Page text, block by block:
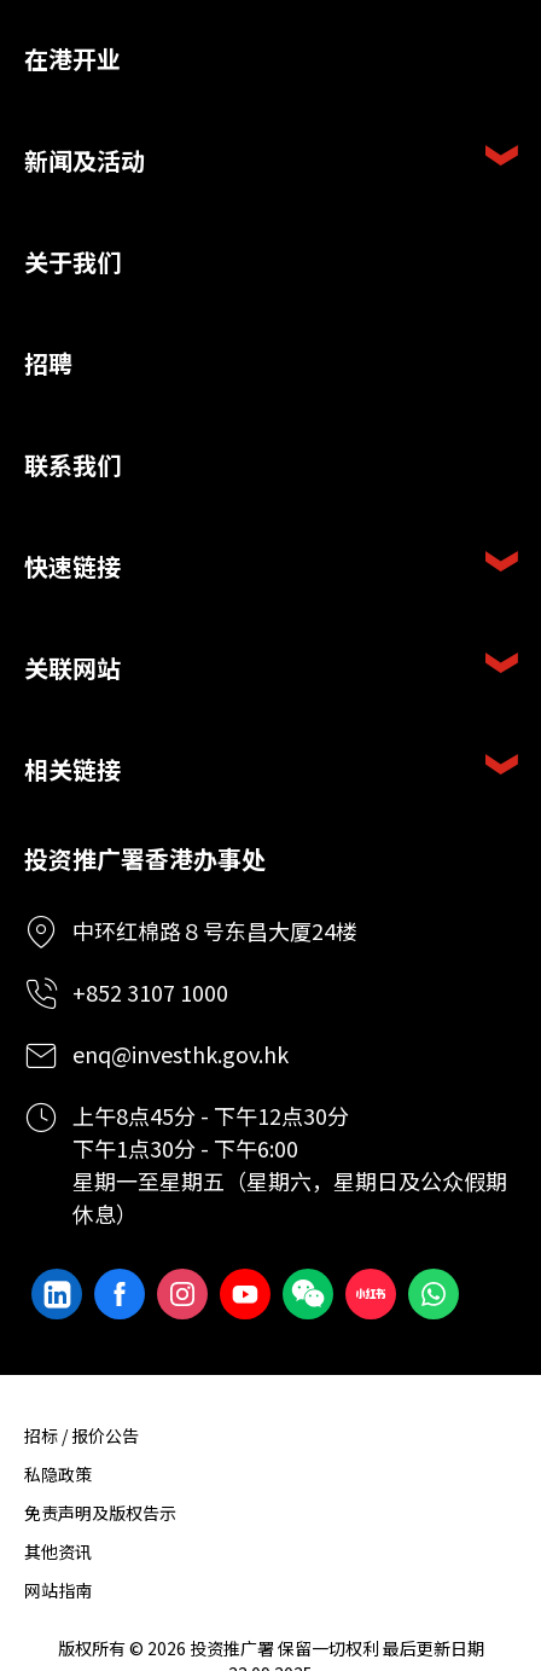
在港开业
新闻及活动
关于我们
招聘
联系我们
快速链接
关联网站
相关链接
投资推广署香港办事处
中环红棉路８号东昌大厦24楼
+852 3107 1000
enq@investhk.gov.hk
上午8点45分 - 下午12点30分
下午1点30分 - 下午6:00
星期一至星期五（星期六，星期日及公众假期
休息）
招标 / 报价公告
私隐政策
免责声明及版权告示
其他资讯
网站指南
版权所有 © 2026 投资推广署 保留一切权利 最后更新日期